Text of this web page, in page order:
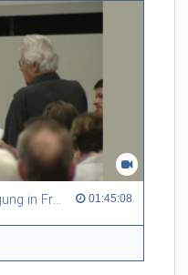
Die Achtundsechziger Bewegung in Freiburg 01:45:08